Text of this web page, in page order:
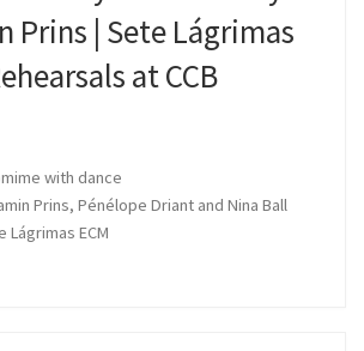
Prins | Sete Lágrimas
at CCB
with dance
Prins, Pénélope Driant and Nina Ball
ECM